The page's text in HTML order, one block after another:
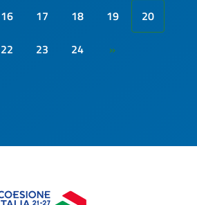
16 17 18 19
20
22 23 24 »